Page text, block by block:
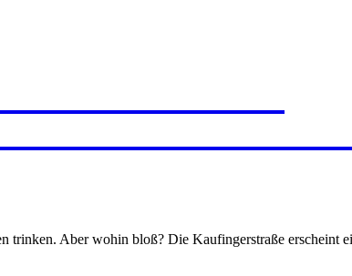
trinken. Aber wohin bloß? Die Kaufingerstraße erscheint